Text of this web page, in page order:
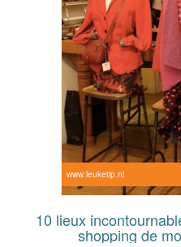
www.leuketip.nl
10 lieux
shopping de